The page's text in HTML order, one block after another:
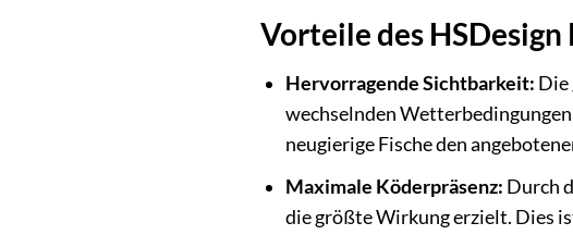
Vorteile des
Hervorragende Sichtbarkeit: Die
wechselnden
neugierige Fische den
Maximale Köderpräsenz: Durch
die größte Wirkung erzielt. Dies